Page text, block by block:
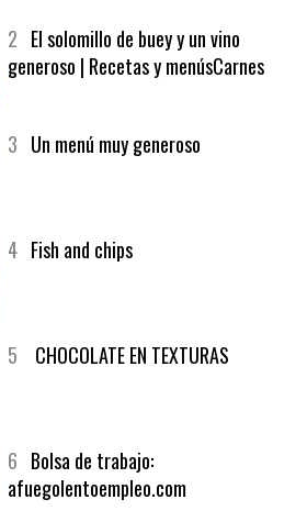
2 El solomillo de buey y un vino
generoso | Recetas y menúsCarnes
3 Un menú muy generoso
4 Fish and chips
5 CHOCOLATE EN TEXTURAS
6 Bolsa de trabajo:
afuegolentoempleo.com